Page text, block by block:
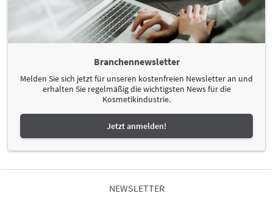
Branchennewsletter
Melden Sie sich jetzt für unseren kostenfreien Newsletter an und
erhalten Sie regelmäßig die wichtigsten News für die
Kosmetikindustrie.
Jetzt anmelden!
NEWSLETTER